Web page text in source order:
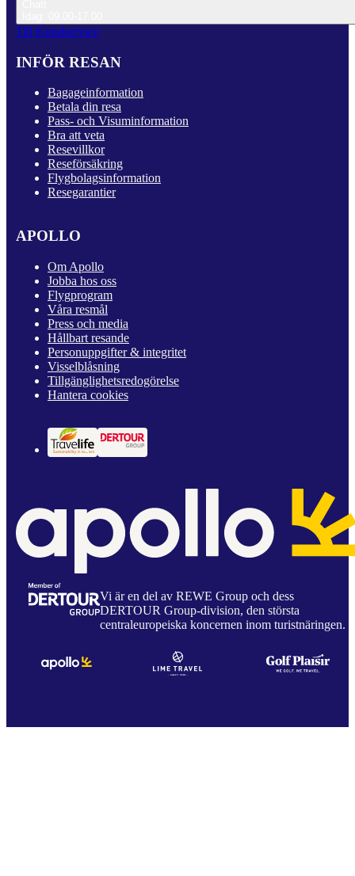
Till Kundservice
INFÖR RESAN
Bagageinformation
Betala din resa
Pass- och Visuminformation
Bra att veta
Resevillkor
Reseförsäkring
Flygbolagsinformation
Resegarantier
APOLLO
Om Apollo
Jobba hos oss
Flygprogram
Våra resmål
Press och media
Hållbart resande
Personuppgifter & integritet
Visselblåsning
Tillgänglighetsredogörelse
Hantera cookies
Vi är en del av REWE Group och dess
DERTOUR Group-division, den största
centraleuropeiska koncernen inom turistnäringen.